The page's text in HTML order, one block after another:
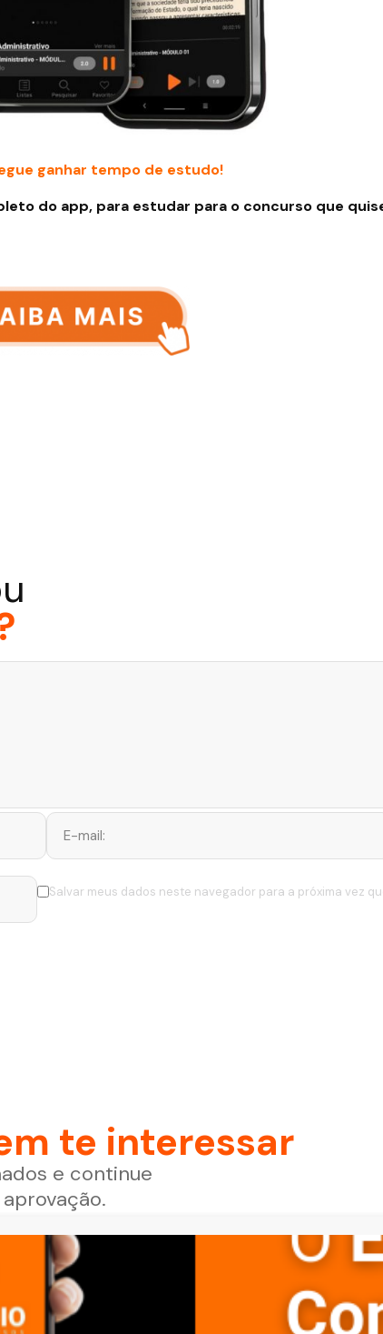
ganhar tempo de estudo!
do app, para estudar para o concurso que
Salvar meus dados neste navegador para a próxima vez
te interessar
e continue